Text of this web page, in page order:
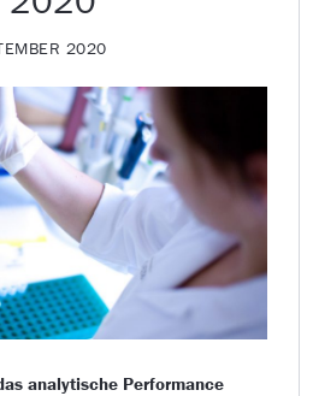
2020
analytische Performance